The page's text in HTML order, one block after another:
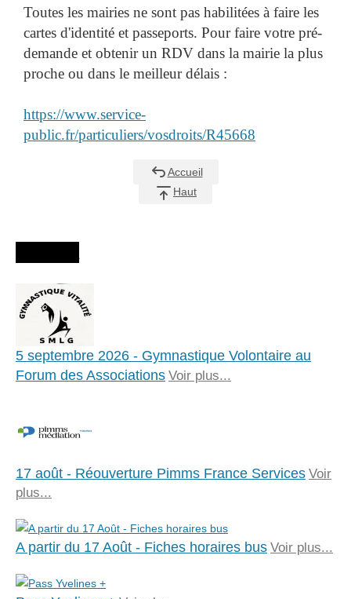
Toutes les mairies ne sont pas habilitées à faire les
cartes d'identité et passeports. Pour faire votre pré-
demande et obtenir un RDV dans la mairie la plus
proche ou dans le meilleur délais :
https://www.service-
public.fr/particuliers/vosdroits/R45668
Accueil
Haut
5 septembre 2026 - Gymnastique Volontaire au
Forum des Associations Voir plus...
17 août - Réouverture Pimms France Services Voir
plus...
A partir du 17 Août - Fiches horaires bus Voir plus...